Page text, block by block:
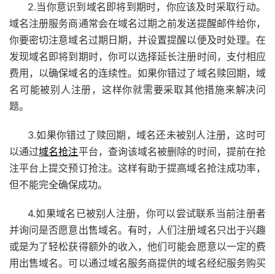
2.当你意识到域名即将到期时，你应该及时采取行动。
域名注册服务商通常会在域名过期之前发送提醒邮件给你，
你要密切注意域名过期日期，并设置提醒以便及时处理。在
发现域名即将到期时，你可以选择延长注册时间，支付相应
费用，以确保域名的连续性。如果你错过了域名赎回期，域
名可能被别人注册，这样你就需要采取其他措施来解决问
题。
3.如果你错过了赎回期，域名还未被别人注册，这时可
以通过域名抢注平台，查询该域名被删除的时间，提前在抢
注平台上提交预订抢注。这样有助于提高域名抢注成功率，
但不能完全确保成功。
4.如果域名已被别人注册，你可以尝试联系当前注册者
并询问是否愿意出售域名。有时，人们注册域名只出于兴趣
或是为了轻松获得额外的收入，他们可能会愿意以一定的费
用出售域名。可以通过域名服务商提供的域名经纪服务购买